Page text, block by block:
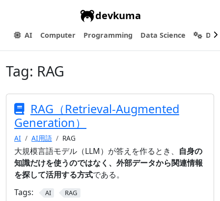
devkuma
AI Computer Programming Data Science
Tag: RAG
RAG（Retrieval-Augmented
Generation）
AI AI用語 RAG
大規模言語モデル（LLM）が答えを作るとき、 自身の
知識だけを使うのではなく、外部データから関連情報
を探して活用する方式である。
Tags:
AI RAG